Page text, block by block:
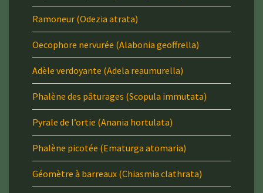
Ramoneur (Odezia atrata)
Oecophore nervurée (Alabonia geoffrella)
Adèle verdoyante (Adela reaumurella)
Phalène des pâturages (Scopula immutata)
Pyrale de l’ortie (Anania hortulata)
Phalène picotée (Ematurga atomaria)
Géomètre à barreaux (Chiasmia clathrata)